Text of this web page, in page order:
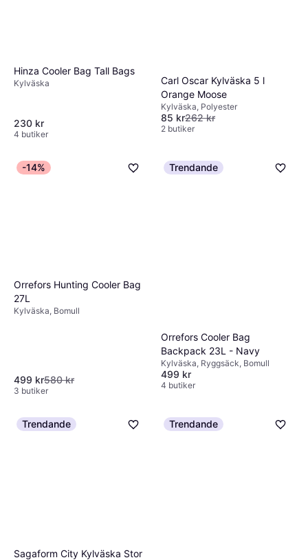
Hinza Cooler Bag Tall Bags
Kylväska
230 kr
4 butiker
Carl Oscar Kylväska 5 l
Orange Moose
Kylväska, Polyester
85 kr262 kr
2 butiker
-14%
Orrefors Hunting Cooler Bag
27L
Kylväska, Bomull
499 kr580 kr
3 butiker
Trendande
Orrefors Cooler Bag
Backpack 23L - Navy
Kylväska, Ryggsäck, Bomull
499 kr
4 butiker
Trendande
Sagaform City Kylväska Stor
Trendande